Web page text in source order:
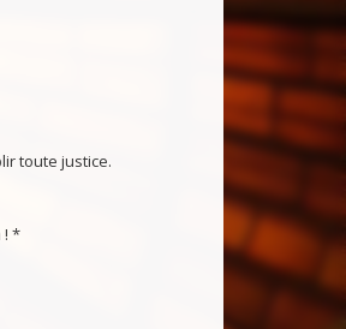
toute justice.
! *